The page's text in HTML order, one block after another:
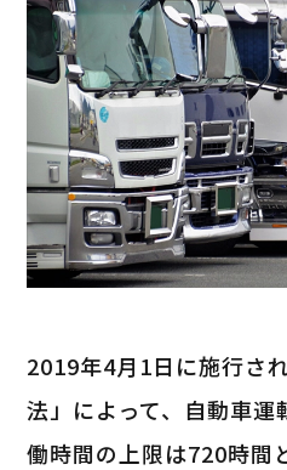
2019年4月1日に施行さ
法」によって、自動車
働時間の上限は720時間